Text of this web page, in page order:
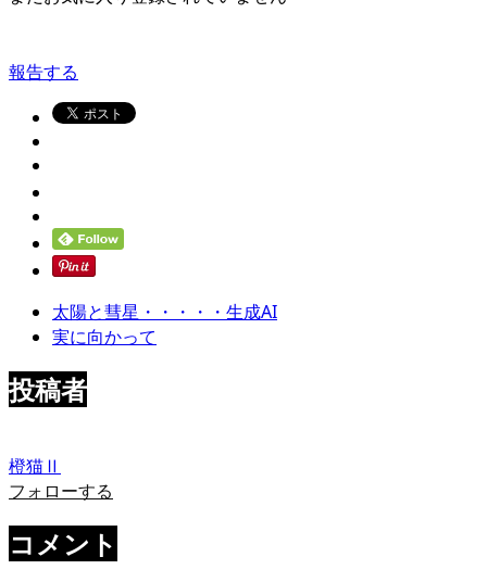
報告する
太陽と彗星・・・・・生成AI
実に向かって
投稿者
橙猫Ⅱ
フォローする
コメント